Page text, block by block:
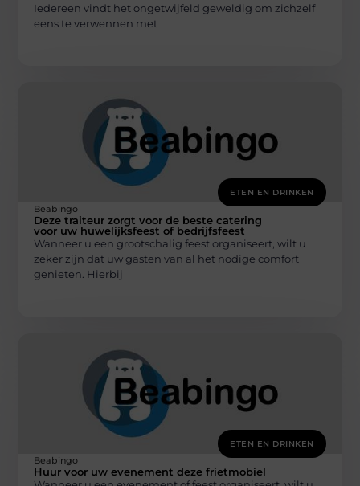
Iedereen vindt het ongetwijfeld geweldig om zichzelf
eens te verwennen met
ETEN EN DRINKEN
Beabingo
Deze traiteur zorgt voor de beste catering
voor uw huwelijksfeest of bedrijfsfeest
Wanneer u een grootschalig feest organiseert, wilt u
zeker zijn dat uw gasten van al het nodige comfort
genieten. Hierbij
ETEN EN DRINKEN
Beabingo
Huur voor uw evenement deze frietmobiel